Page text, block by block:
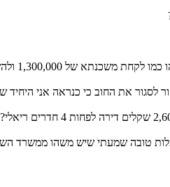
ולהשאיר בערך 200,000 בצד לכל מקרה..
את החוב כי כנראה אני היחיד
טובה שמעתי שיש משהו ממשרד